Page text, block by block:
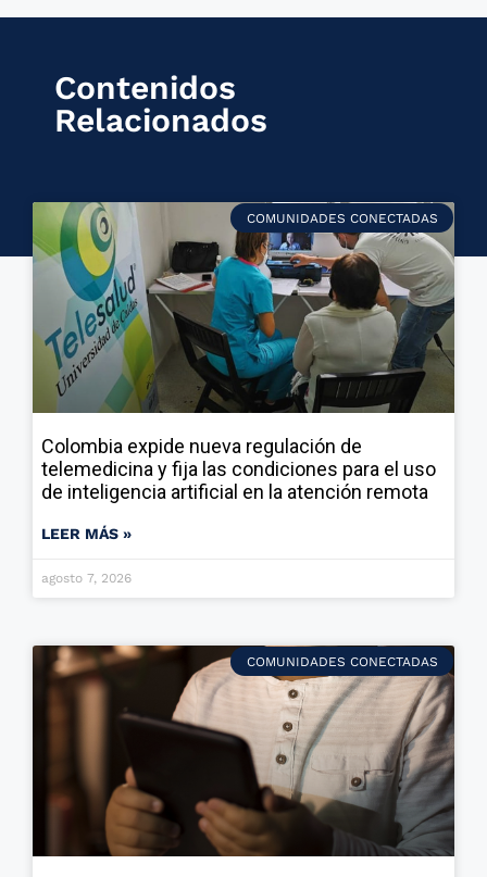
Contenidos
Relacionados
COMUNIDADES CONECTADAS
Colombia expide nueva regulación de
telemedicina y fija las condiciones para el uso
de inteligencia artificial en la atención remota
LEER MÁS »
agosto 7, 2026
COMUNIDADES CONECTADAS